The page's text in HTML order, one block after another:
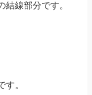
線部分です。
。